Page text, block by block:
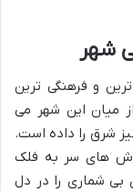
شهر
ترین و فرهنگی ترین
میان این شهر می
شرق را داده است.
های سر به فلک
بی شماری را در دل